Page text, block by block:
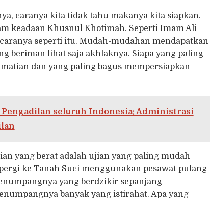
caranya kita tidak tahu makanya kita siapkan.
keadaan Khusnul Khotimah. Seperti Imam Ali
seperti itu. Mudah-mudahan mendapatkan
beriman lihat saja akhlaknya. Siapa yang paling
dan yang paling bagus mempersiapkan
seluruh Indonesia: Administrasi
yang berat adalah ujian yang paling mudah
ke Tanah Suci menggunakan pesawat pulang
yang berdzikir sepanjang
banyak yang istirahat. Apa yang